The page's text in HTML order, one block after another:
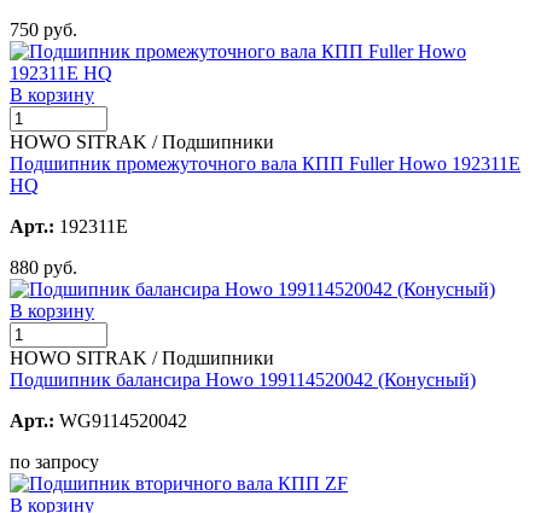
750 руб.
В корзину
HOWO SITRAK / Подшипники
Подшипник промежуточного вала КПП Fuller Howo 192311E
HQ
Арт.: 192311E
880 руб.
В корзину
HOWO SITRAK / Подшипники
Подшипник балансира Howo 199114520042 (Конусный)
Арт.: WG9114520042
по запросу
В корзину